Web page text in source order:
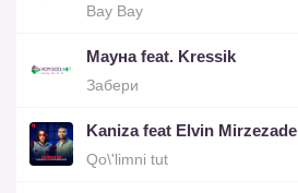
Bay Bay
Мауна feat. Kressik
Забери
Kaniza feat Elvin Mirzezade
Qo\'limni tut